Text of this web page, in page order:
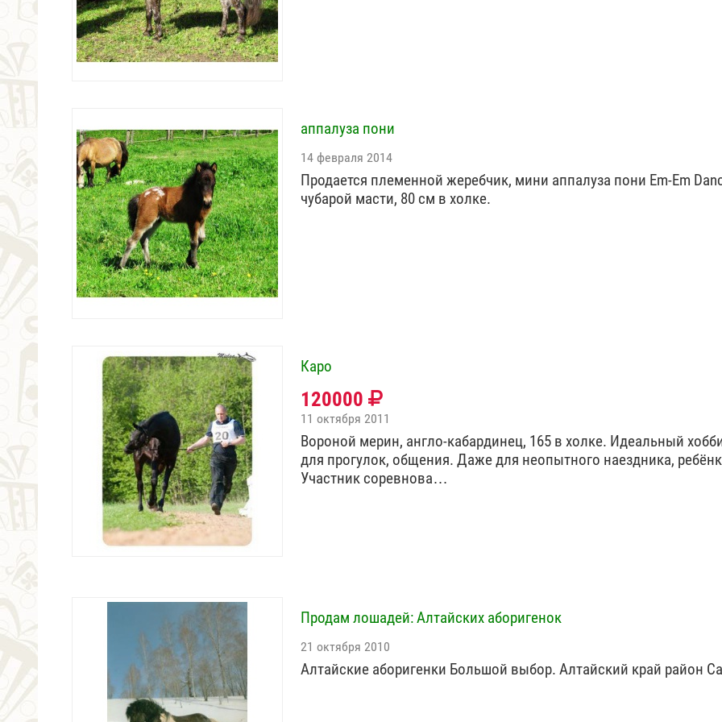
аппалуза пони
14 февраля 2014
Продается племенной жеребчик, мини аппалуза пони Em-Em
чубарой масти, 80 см в холке.
Каро
120000
11 октября 2011
Вороной мерин, англо-кабардинец, 165 в холке. Идеальный
для прогулок, общения. Даже для неопытного наездника,
Участник соревнова…
Продам лошадей: Алтайских аборигенок
21 октября 2010
Алтайские аборигенки Большой выбор. Алтайский край район